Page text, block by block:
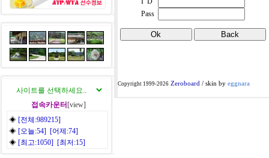
접속카운터 [view]
◈ [전체:989215]
◈ [오늘:54] [어제:74]
◈ [최고:1050] [최저:15]
Pass
Copyright 1999-2026 Zeroboard / skin by eggnara